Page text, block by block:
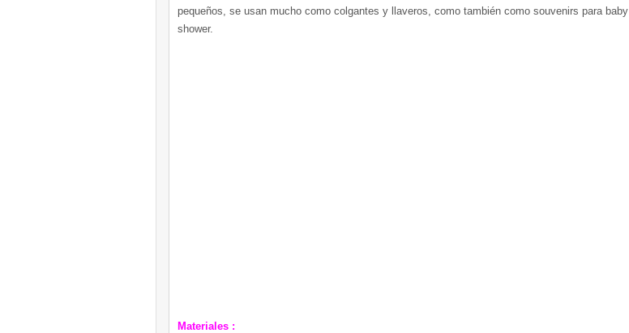
pequeños, se usan mucho como colgantes y llaveros, como también como souvenirs para baby
shower.
Materiales :